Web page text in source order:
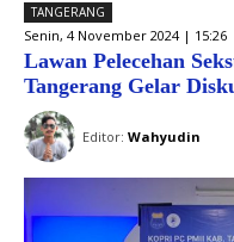
TANGERANG
Senin, 4 November 2024 | 15:26
Lawan Pelecehan
Tangerang Gelar
Editor: Wahyudin